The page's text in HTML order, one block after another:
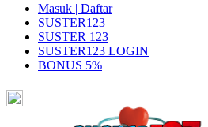
Masuk | Daftar
SUSTER123
SUSTER 123
SUSTER123 LOGIN
BONUS 5%